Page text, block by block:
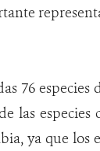
76
las especies
ya que los